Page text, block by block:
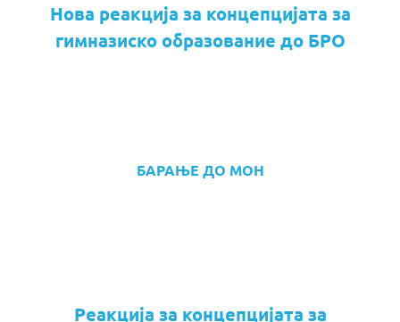
Нова реакција за концепцијата за
гимназиско образование до БРО
БАРАЊЕ ДО МОН
Реакција за концепцијата за